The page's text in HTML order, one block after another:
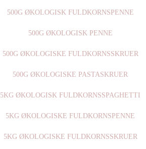
500G ØKOLOGISK FULDKORNSPENNE
500G ØKOLOGISK PENNE
500G ØKOLOGISKE FULDKORNSSKRUER
500G ØKOLOGISKE PASTASKRUER
5KG ØKOLOGISK FULDKORNSSPAGHETTI
5KG ØKOLOGISKE FULDKORNSPENNE
5KG ØKOLOGISKE FULDKORNSSKRUER